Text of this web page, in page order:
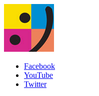
Facebook
YouTube
Twitter